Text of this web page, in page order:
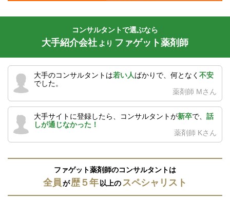
コンサルタントで選ぶなら
大手紹介会社 より ファゲット薬剤師
大手のコンサルタントは若い人ばかりで、何となく 不安
でした。
薬剤師 Mさん
大手サイトに登録したら、コンサルタントが新卒で、 話
しが通じなかった！
薬剤師 Kさん
ファゲット薬剤師のコンサルタントは
全員が歴５年以上のスペシャリスト